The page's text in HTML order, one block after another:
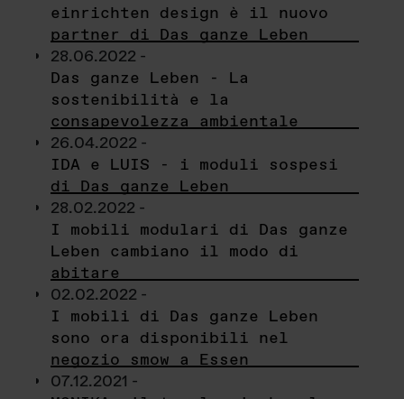
einrichten design è il nuovo
partner di Das ganze Leben
28.06.2022 -
Das ganze Leben - La
sostenibilità e la
consapevolezza ambientale
26.04.2022 -
IDA e LUIS - i moduli sospesi
di Das ganze Leben
28.02.2022 -
I mobili modulari di Das ganze
Leben cambiano il modo di
abitare
02.02.2022 -
I mobili di Das ganze Leben
sono ora disponibili nel
negozio smow a Essen
07.12.2021 -